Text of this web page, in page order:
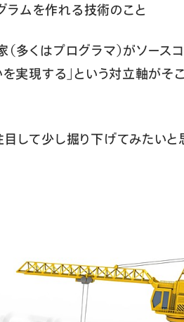
ラムを作れる技術のこと
多くはプログラマ）がソース
実現する」という対立軸がそ
して少し掘り下げてみたいと